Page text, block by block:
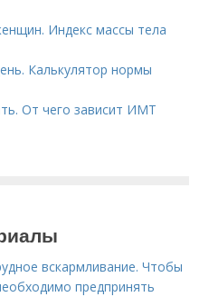
Индекс массы тела
Калькулятор нормы
От чего зависит ИМТ
вскармливание. Чтобы
предпринять